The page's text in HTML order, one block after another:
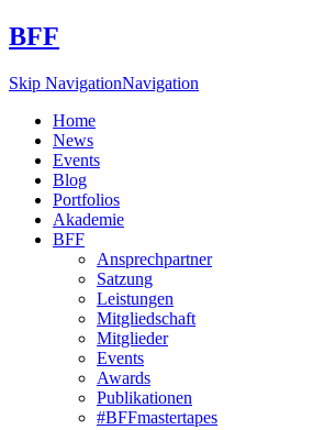
BFF
Skip NavigationNavigation
Home
News
Events
Blog
Portfolios
Akademie
BFF
Ansprechpartner
Satzung
Leistungen
Mitgliedschaft
Mitglieder
Events
Awards
Publikationen
#BFFmastertapes